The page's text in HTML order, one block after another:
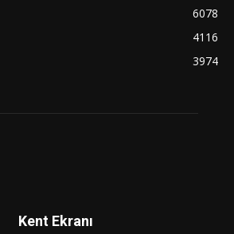
6078
4116
3974
Kent Ekranı